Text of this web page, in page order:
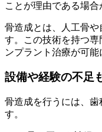
ことが理由である場合
骨造成とは、人工骨
す。この技術を持つ
ンプラント治療が可能
設備や経験の不足
骨造成を行うには、
す。